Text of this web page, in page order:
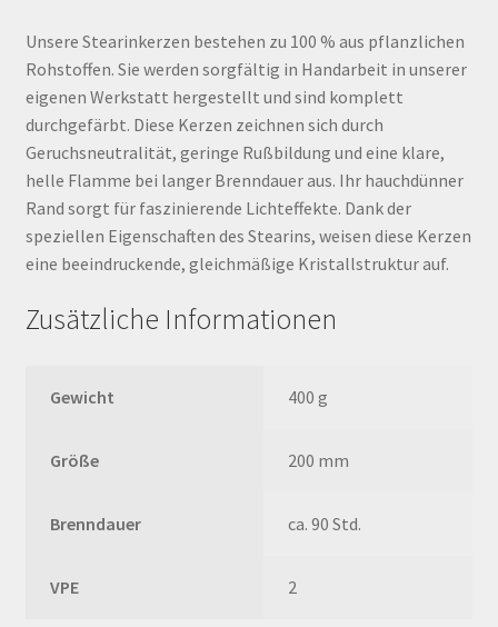
Unsere Stearinkerzen bestehen zu 100 % aus pflanzlichen
Rohstoffen. Sie werden sorgfältig in Handarbeit in unserer
eigenen Werkstatt hergestellt und sind komplett
durchgefärbt. Diese Kerzen zeichnen sich durch
Geruchsneutralität, geringe Rußbildung und eine klare,
helle Flamme bei langer Brenndauer aus. Ihr hauchdünner
Rand sorgt für faszinierende Lichteffekte. Dank der
speziellen Eigenschaften des Stearins, weisen diese Kerzen
eine beeindruckende, gleichmäßige Kristallstruktur auf.
Zusätzliche Informationen
Gewicht 400 g
Größe 200 mm
Brenndauer ca. 90 Std.
VPE 2